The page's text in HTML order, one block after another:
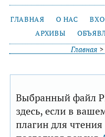
ГЛАВНАЯ О НАС
АРХИВЫ
Главная
Выбранный файл
здесь, если в
плагин для